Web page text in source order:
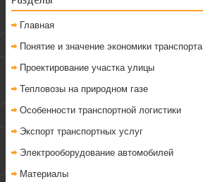
Главная
Понятие и значение экономики транспорта
Проектирование участка улицы
Тепловозы на природном газе
Особенности транспортной логистики
Экспорт транспортных услуг
Электрооборудование автомобилей
Материалы